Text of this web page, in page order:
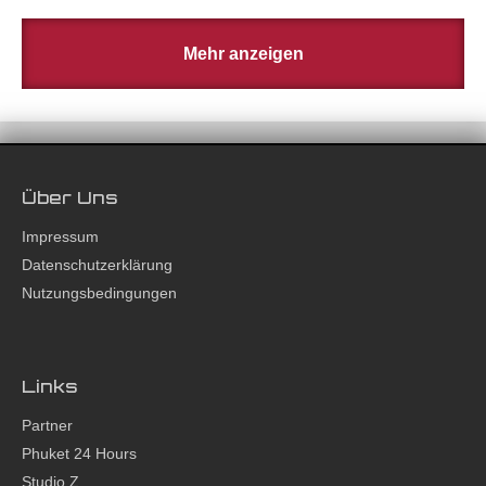
Mehr anzeigen
Über Uns
Impressum
Datenschutzerklärung
Nutzungsbedingungen
Links
Partner
Phuket 24 Hours
Studio Z